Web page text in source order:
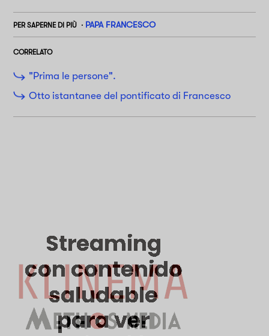
PER SAPERNE DI PIÙ PAPA FRANCESCO
CORRELATO
"Prima le persone".
Otto istantanee del pontificato di Francesco